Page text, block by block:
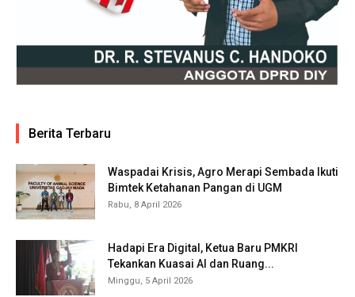
Berita Terbaru
Waspadai Krisis, Agro Merapi Sembada Ikuti
Bimtek Ketahanan Pangan di UGM
Rabu, 8 April 2026
Hadapi Era Digital, Ketua Baru PMKRI
Tekankan Kuasai AI dan Ruang...
Minggu, 5 April 2026